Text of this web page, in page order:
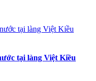
tại làng Việt Kiều